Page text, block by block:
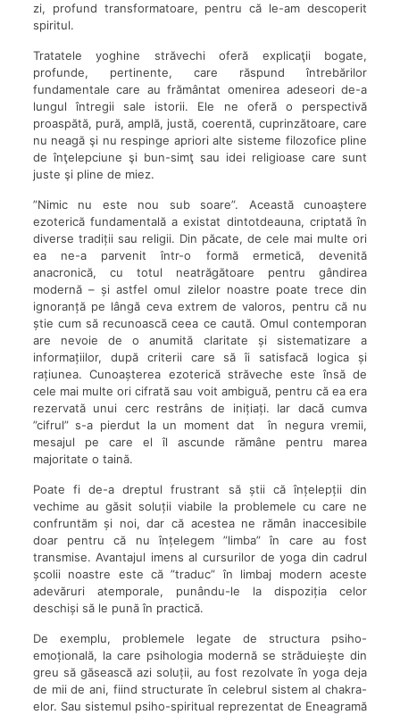
zi, profund transformatoare, pentru că le-am descoperit
spiritul.
Tratatele yoghine străvechi oferă explicaţii bogate,
profunde, pertinente, care răspund întrebărilor
fundamentale care au frământat omenirea adeseori de-a
lungul întregii sale istorii. Ele ne oferă o perspectivă
proaspătă, pură, amplă, justă, coerentă, cuprinzătoare, care
nu neagă şi nu respinge apriori alte sisteme filozofice pline
de înţelepciune şi bun-simţ sau idei religioase care sunt
juste şi pline de miez.
”Nimic nu este nou sub soare”. Această cunoaștere
ezoterică fundamentală a existat dintotdeauna, criptată în
diverse tradiții sau religii. Din păcate, de cele mai multe ori
ea ne-a parvenit într-o formă ermetică, devenită
anacronică, cu totul neatrăgătoare pentru gândirea
modernă – și astfel omul zilelor noastre poate trece din
ignoranță pe lângă ceva extrem de valoros, pentru că nu
știe cum să recunoască ceea ce caută. Omul contemporan
are nevoie de o anumită claritate și sistematizare a
informațiilor, după criterii care să îi satisfacă logica și
rațiunea. Cunoașterea ezoterică străveche este însă de
cele mai multe ori cifrată sau voit ambiguă, pentru că ea era
rezervată unui cerc restrâns de inițiați. Iar dacă cumva
”cifrul” s-a pierdut la un moment dat în negura vremii,
mesajul pe care el îl ascunde rămâne pentru marea
majoritate o taină.
Poate fi de-a dreptul frustrant să știi că înțelepții din
vechime au găsit soluții viabile la problemele cu care ne
confruntăm și noi, dar că acestea ne rămân inaccesibile
doar pentru că nu înțelegem ”limba” în care au fost
transmise. Avantajul imens al cursurilor de yoga din cadrul
școlii noastre este că ”traduc” în limbaj modern aceste
adevăruri atemporale, punându-le la dispoziția celor
deschiși să le pună în practică.
De exemplu, problemele legate de structura psiho-
emoțională, la care psihologia modernă se străduiește din
greu să găsească azi soluții, au fost rezolvate în yoga deja
de mii de ani, fiind structurate în celebrul sistem al chakra-
elor. Sau sistemul psiho-spiritual reprezentat de Eneagramă